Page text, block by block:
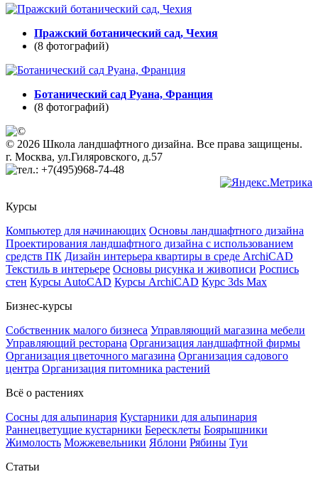
Пражский ботанический сад, Чехия
(8 фотографий)
Ботанический сад Руана, Франция
(8 фотографий)
© 2026 Школа ландшафтного дизайна. Все права защищены.
г. Москва, ул.Гиляровского, д.57
+7(495)968-74-48
Курсы
Компьютер для начинающих Основы ландшафтного дизайна
Проектирования ландшафтного дизайна с использованием
средств ПК Дизайн интерьера квартиры в среде ArchiCAD
Текстиль в интерьере Основы рисунка и живописи Роспись
стен Курсы AutoCAD Курсы ArchiCAD Курс 3ds Max
Бизнес-курсы
Собственник малого бизнеса Управляющий магазина мебели
Управляющий ресторана Организация ландшафтной фирмы
Организация цветочного магазина Организация садового
центра Организация питомника растений
Всё о растениях
Сосны для альпинария Кустарники для альпинария
Раннецветущие кустарники Бересклеты Боярышники
Жимолость Можжевельники Яблони Рябины Туи
Статьи